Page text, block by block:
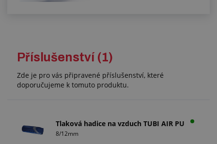
Příslušenství (1)
Zde je pro vás připravené příslušenství, které
doporučujeme k tomuto produktu.
Tlaková hadice na vzduch TUBI AIR PU
8/12mm